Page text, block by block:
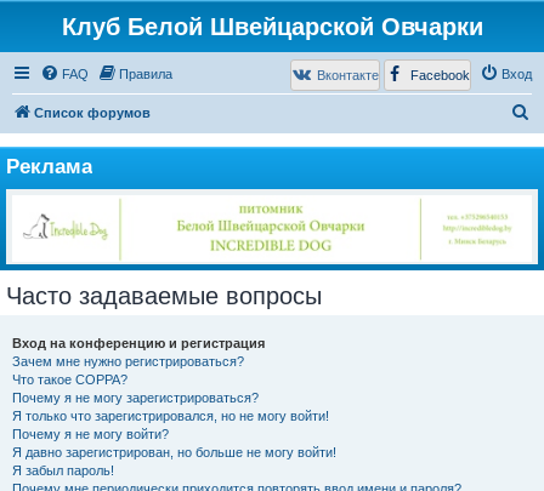
Клуб Белой Швейцарской Овчарки
FAQ Правила Вход
Вконтакте Facebook
Список форумов
Реклама
Часто задаваемые вопросы
Вход на конференцию и регистрация
Зачем мне нужно регистрироваться?
Что такое COPPA?
Почему я не могу зарегистрироваться?
Я только что зарегистрировался, но не могу войти!
Почему я не могу войти?
Я давно зарегистрирован, но больше не могу войти!
Я забыл пароль!